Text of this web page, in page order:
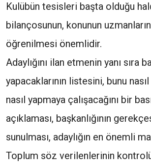
Kulübün tesisleri başta olduğu
bilançosunun, konunun
öğrenilmesi önemlidir.
Adaylığını ilan etmenin yanı sıra
yapacaklarının listesini, bunu
nasıl yapmaya çalışacağını bir
açıklaması, başkanlığının
sunulması, adaylığın en önemli
Toplum söz verilenlerinin